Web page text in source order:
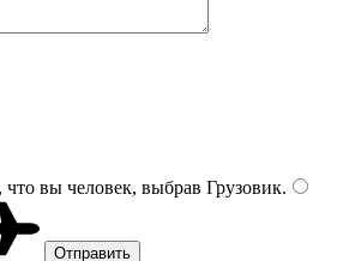
вы человек, выбрав Грузовик.